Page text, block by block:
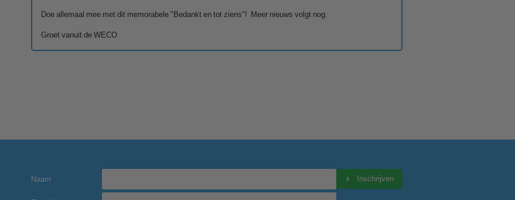
Doe allemaal mee met dit memorabele "Bedankt en tot ziens"! Meer nieuws volgt nog.
Groet vanuit de WECO
Naam Inschrijven